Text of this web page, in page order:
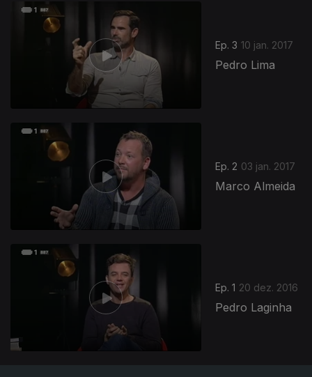
Ep. 3 10 jan. 2017
Pedro Lima
Ep. 2 03 jan. 2017
Marco Almeida
267007
Ep. 1 20 dez. 2016
Pedro Laginha
265111